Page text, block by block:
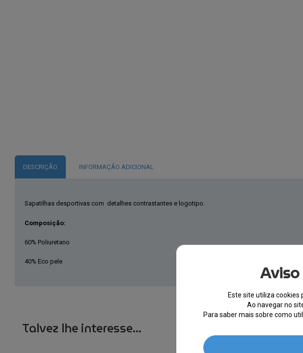
DESCRIÇÃO INFORMAÇÃO ADICIONAL
Sapatilhas desportivas com detalhes contrastantes e logotipo.
Composição:
60% Poliuretano
40% Eco pele
Talvez lhe interesse...
Este site utiliza cookies
Ao navegar no
Para saber mais sobre como